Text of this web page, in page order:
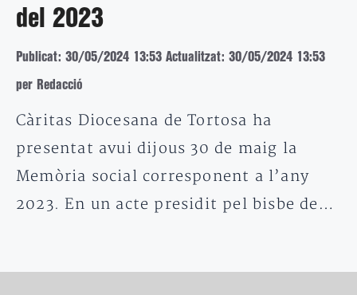
del 2023
Publicat: 30/05/2024 13:53 Actualitzat: 30/05/2024 13:53
per Redacció
Càritas Diocesana de Tortosa ha
presentat avui dijous 30 de maig la
Memòria social corresponent a l’any
2023. En un acte presidit pel bisbe de…